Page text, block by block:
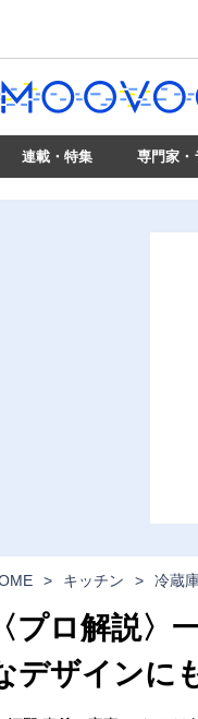
連載・特集 専門家・
> キッチン > 冷蔵
〈プロ解説〉
デザインに